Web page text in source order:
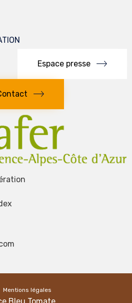
Espace presse
Mentions légales